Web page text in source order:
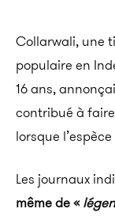
Collarwali, une
populaire en
16 ans,
contribué à
lorsque
Les journaux
même de «